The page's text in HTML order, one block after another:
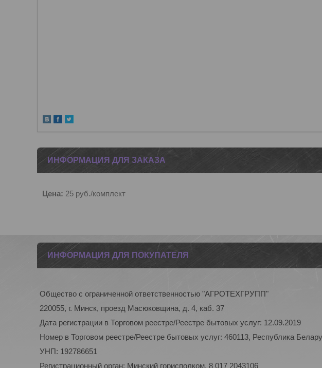
ИНФОРМАЦИЯ ДЛЯ ЗАКАЗА
Цена: 25 руб./комплект
ИНФОРМАЦИЯ ДЛЯ ПОКУПАТЕЛЯ
Общество с ограниченной ответственностью "АГРОТЕХГРУПП"
220055, г. Минск, проезд Масюковщина, д. 4, каб. 37
Дата регистрации в Торговом реестре/Реестре бытовых услуг: 12.09.2019
Номер в Торговом реестре/Реестре бытовых услуг: 460113, Республика
УНП: 192786651
Регистрационный орган: Минский горисполком, 8 017 2043106